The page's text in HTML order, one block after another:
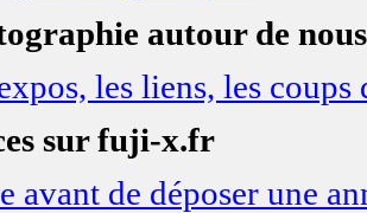
autour de nous
les liens, les coups
sur fuji-x.fr
avant de déposer une